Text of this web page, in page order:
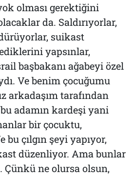
olması gerektiğini
da. Saldırıyorlar,
suikast
yapsınlar,
başbakanı ağabeyi özel
Ve benim çocuğumu
arkadaşım tarafından
adamın kardeşi yani
bir çocuktu,
bu çılgın şeyi yapıyor,
düzenliyor. Ama bunlar
Çünkü ne olursa olsun,